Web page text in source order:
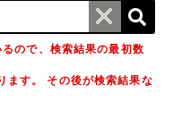
ので、検索結果の最初数
ます。 その後が検索結果な